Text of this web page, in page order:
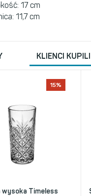
17 cm
11,7 cm
KLIENCI
15%
wysoka Timeless